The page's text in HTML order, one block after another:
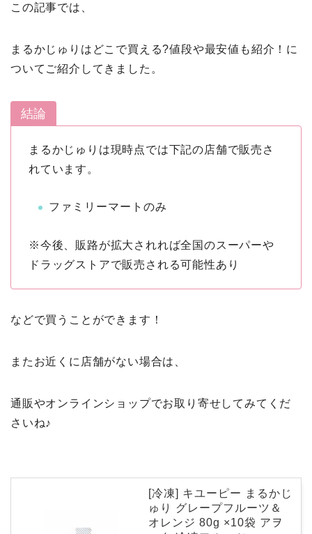
この記事では、
まるかじゅりはどこで買える?値段や最安値も紹介！に
ついてご紹介してきました。
結論
まるかじゅりは現時点では下記の店舗で販売さ
れています。
ファミリーマートのみ
※今後、販路が拡大されれば全国のスーパーや
ドラッグストアで販売される可能性あり
などで買うことができます！
またお近くに店舗がない場合は、
通販やオンラインショップでお取り寄せしてみてくだ
さいね♪
[冷凍] キユーピー まるかじ
ゅり グレープフルーツ＆
オレンジ 80g ×10袋 アヲ